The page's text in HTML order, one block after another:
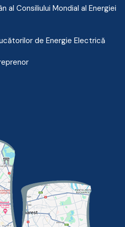
al Consiliului Mondial al Energiei
de Energie Electrică